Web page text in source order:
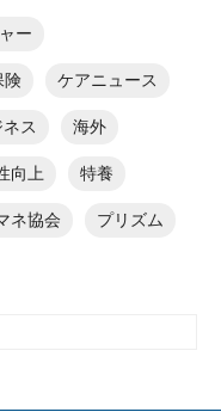
ー
険 ケアニュース
ネス 海外
向上 特養
ネ協会 プリズム